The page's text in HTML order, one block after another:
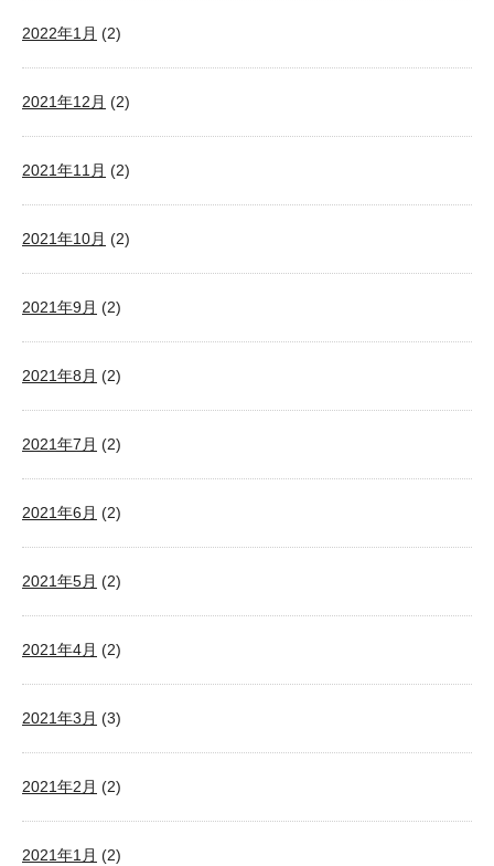
2022年1月 (2)
2021年12月 (2)
2021年11月 (2)
2021年10月 (2)
2021年9月 (2)
2021年8月 (2)
2021年7月 (2)
2021年6月 (2)
2021年5月 (2)
2021年4月 (2)
2021年3月 (3)
2021年2月 (2)
2021年1月 (2)